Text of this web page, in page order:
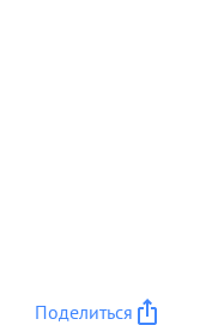
Поделиться